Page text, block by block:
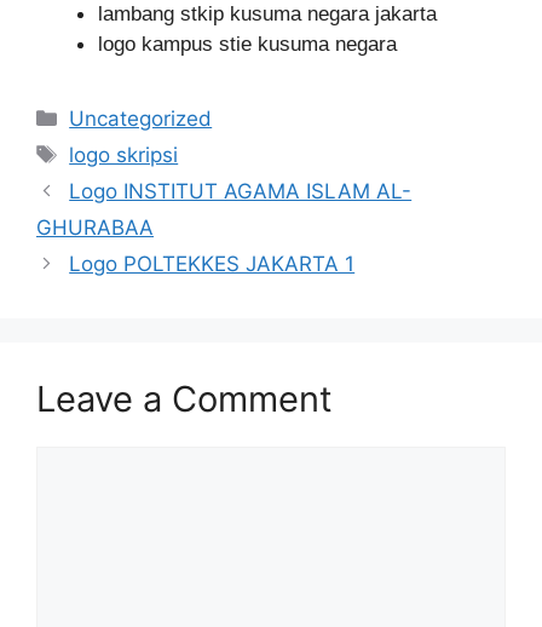
lambang stkip kusuma negara jakarta
logo kampus stie kusuma negara
Categories
Uncategorized
Tags
logo skripsi
Logo INSTITUT AGAMA ISLAM AL-
GHURABAA
Logo POLTEKKES JAKARTA 1
Leave a Comment